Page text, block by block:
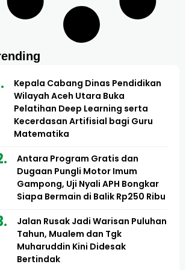
Kepala Cabang Dinas Pendidikan
Wilayah Aceh Utara Buka
Pelatihan Deep Learning serta
Kecerdasan Artifisial bagi Guru
Matematika
Antara Program Gratis dan
Dugaan Pungli Motor Imum
Gampong, Uji Nyali APH Bongkar
Siapa Bermain di Balik Rp250 Ribu
Jalan Rusak Jadi Warisan Puluhan
Tahun, Mualem dan Tgk
Muharuddin Kini Didesak
Bertindak